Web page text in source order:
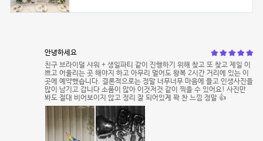
안녕하세요
친구 브라이덜 샤워 + 생일파티 같이 진행하기 위해 찾고 또 찾고 제일 이
쁘고 어울리는 곳 해야지 하고 아무리 멀어도 왕복 2시간 거리에 있는 이
곳에 예약했습니다. 결론적으로는 정말 너무너무 마음에 들고 인생사진을
많이 남기고 갑니다 소품이 많아 이것저것 같이 찍을 수 있어요! 사진만
봐도 절대 비어보이지 않고 정리 잘 되어있게 꽉 찬 느낌 정말 👍